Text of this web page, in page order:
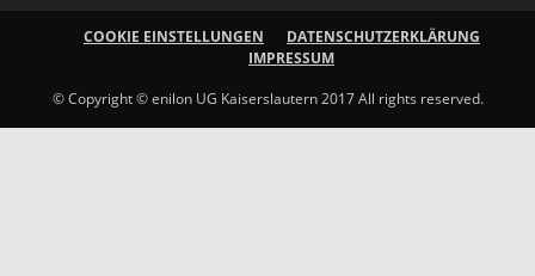
COOKIE EINSTELLUNGEN
DATENSCHUTZERKLÄRUNG
IMPRESSUM
© Copyright © enilon UG Kaiserslautern 2017 All rights reserved.